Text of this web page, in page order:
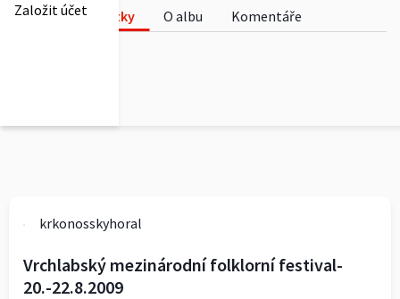
Založit účet
Fotky
O albu
Komentáře
krkonosskyhoral
Vrchlabský mezinárodní folklorní festival-
20.-22.8.2009